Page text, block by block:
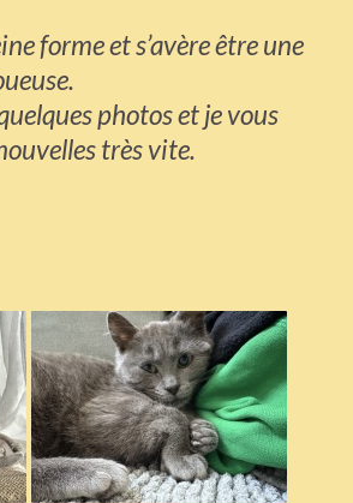
forme et s’avère être une
photos et je vous
très vite.